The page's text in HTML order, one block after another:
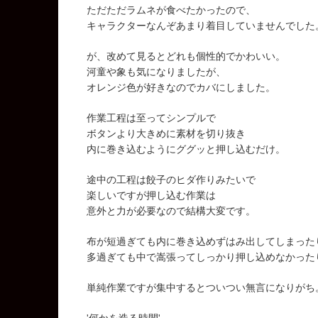
ただただラムネが食べたかったので、
キャラクターなんぞあまり着目していませんでした
が、改めて見るとどれも個性的でかわいい。
河童や象も気になりましたが、
オレンジ色が好きなのでカバにしました。
作業工程は至ってシンプルで
ボタンより大きめに素材を切り抜き
内に巻き込むようにググッと押し込むだけ。
途中の工程は餃子のヒダ作りみたいで
楽しいですが押し込む作業は
意外と力が必要なので結構大変です。
布が短過ぎても内に巻き込めずはみ出してしまった
多過ぎても中で嵩張ってしっかり押し込めなかった
単純作業ですが集中するとついつい無言になりがち